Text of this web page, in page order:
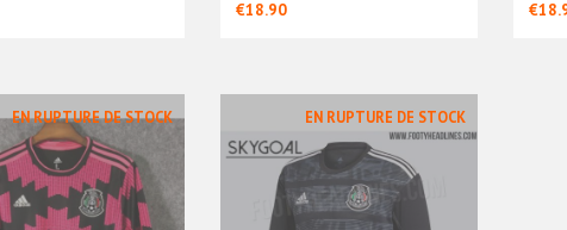
€18.90
EN RUPTURE DE STOCK EN RUPTURE DE STOCK